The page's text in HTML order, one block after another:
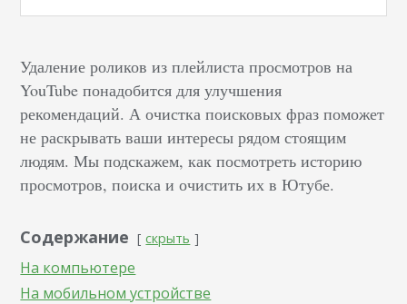
Удаление роликов из плейлиста просмотров на
YouTube понадобится для улучшения
рекомендаций. А очистка поисковых фраз поможет
не раскрывать ваши интересы рядом стоящим
людям. Мы подскажем, как посмотреть историю
просмотров, поиска и очистить их в Ютубе.
Содержание скрыть
На компьютере
На мобильном устройстве